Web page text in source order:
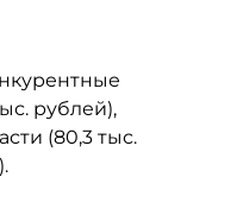
рублей),
(80,3 тыс.